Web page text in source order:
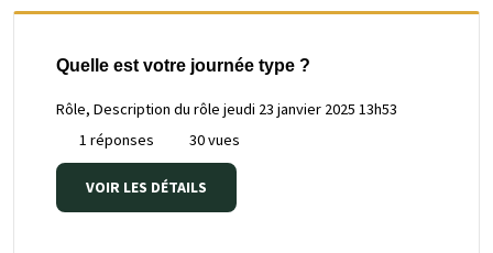
Quelle est votre journée type ?
Rôle, Description du rôle jeudi 23 janvier 2025 13h53
1 réponses
30 vues
VOIR LES DÉTAILS